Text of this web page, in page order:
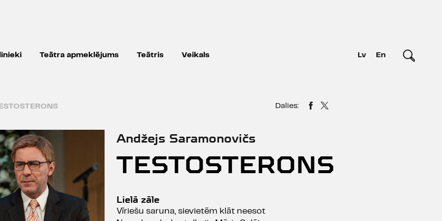
Teātra apmeklējums Teātris Veikals Lv En
Dalies:
Andžejs Saramonovičs
TESTOSTERONS
Lielā zāle
Vīriešu saruna, sievietēm klāt neesot